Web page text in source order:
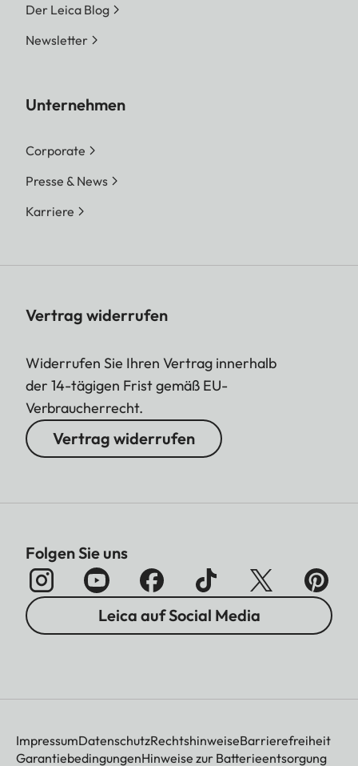
Der Leica Blog
Newsletter
Unternehmen
Corporate
Presse & News
Karriere
Vertrag widerrufen
Widerrufen Sie Ihren Vertrag innerhalb
der 14-tägigen Frist gemäß EU-
Verbraucherrecht.
Vertrag widerrufen
Folgen Sie uns
Leica auf Social Media
ImpressumDatenschutzRechtshinweiseBarrierefreiheit
GarantiebedingungenHinweise zur Batterieentsorgung